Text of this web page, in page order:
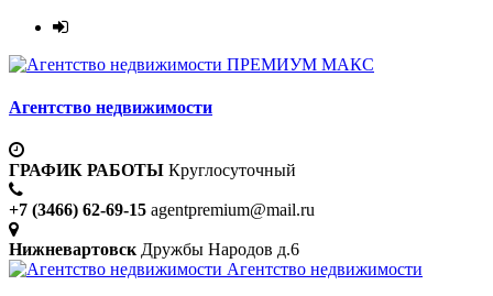
ПРЕМИУМ МАКС
Агентство недвижимости
ГРАФИК РАБОТЫ Круглосуточный
+7 (3466) 62-69-15 agentpremium@mail.ru
Нижневартовск Дружбы Народов д.6
Агентство недвижимости